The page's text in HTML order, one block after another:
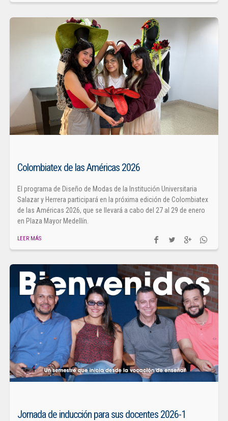
Colombiatex de las Américas 2026
El programa de Diseño de Modas de la Institución Universitaria
Salazar y Herrera participará en la próxima edición de Colombiatex
de las Américas 2026, que se llevará a cabo del 27 al 29 de enero
en Plaza Mayor Medellín.
LEER MÁS
Jornada de inducción para sus docentes 2026-1